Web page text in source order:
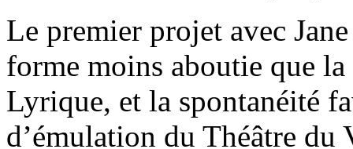
Le premier projet avec
forme moins aboutie que
Lyrique, et la spontanéité
d’émulation du Théâtre